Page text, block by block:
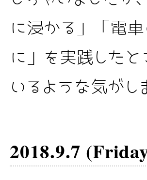
に浸かる」「電
に」を実践したと
いるような気がし
2018.9.7